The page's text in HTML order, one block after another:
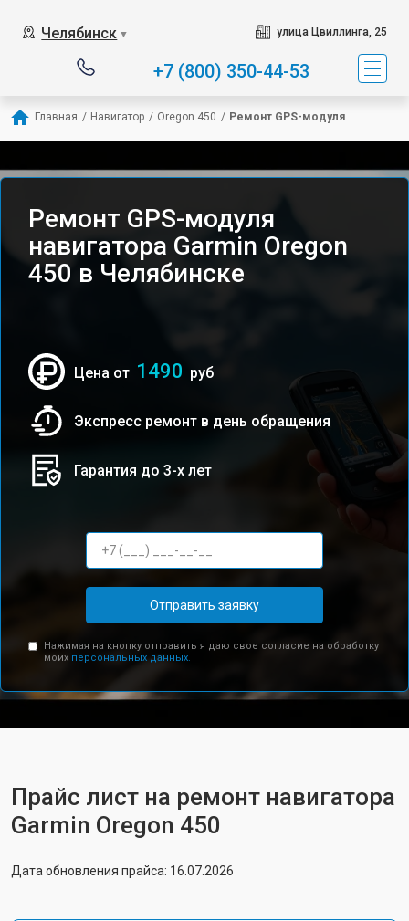
Челябинск ▼ улица Цвиллинга, 25
+7 (800) 350-44-53
Главная / Навигатор / Oregon 450 / Ремонт GPS-модуля
Ремонт GPS-модуля
навигатора Garmin Oregon
450 в Челябинске
Цена от 1490 руб
Экспресс ремонт в день обращения
Гарантия до 3-х лет
Отправить заявку
Нажимая на кнопку отправить я даю свое согласие на обработку
моих персональных данных.
Прайс лист на ремонт навигатора
Garmin Oregon 450
Дата обновления прайса: 16.07.2026